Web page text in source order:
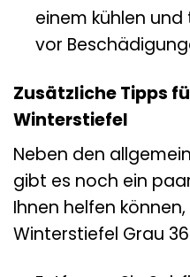
einem kühlen
vor
Zusätzliche Tipps
Winterstiefel
Neben den
gibt es noch ein
Ihnen helfen
Winterstiefel Grau